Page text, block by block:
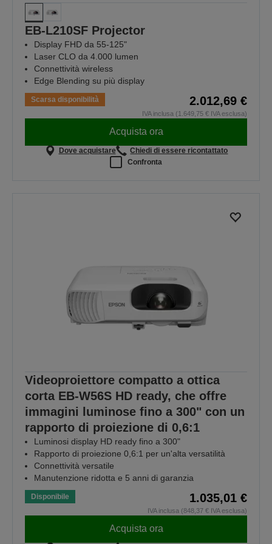
EB-L210SF Projector
Display FHD da 55-125"
Laser CLO da 4.000 lumen
Connettività wireless
Edge Blending su più display
Scarsa disponibilità 2.012,69 €
IVA inclusa (1.649,75 € IVA esclusa)
Acquista ora
Dove acquistare
Chiedi di essere ricontattato
Confronta
Videoproiettore compatto a ottica
corta EB-W56S HD ready, che offre
immagini luminose fino a 300" con un
rapporto di proiezione di 0,6:1
Luminosi display HD ready fino a 300"
Rapporto di proiezione 0,6:1 per un'alta versatilità
Connettività versatile
Manutenzione ridotta e 5 anni di garanzia
Disponibile 1.035,01 €
IVA inclusa (848,37 € IVA esclusa)
Acquista ora